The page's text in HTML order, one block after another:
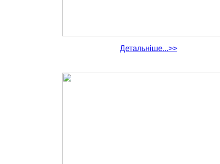
Детальніше...>>